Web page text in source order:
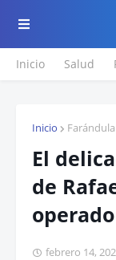
Inicio Salud
Inicio Farándula
El
de
febrero 14,